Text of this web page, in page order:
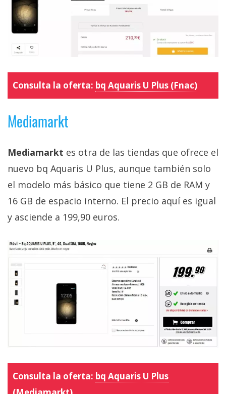
Consulta la oferta: bq Aquaris U Plus (Fnac)
Mediamarkt
Mediamarkt es otra de las tiendas que ofrece el
nuevo bq Aquaris U Plus, aunque también solo
el modelo más básico que tiene 2 GB de RAM y
16 GB de espacio interno. El precio aquí es igual
y asciende a 199,90 euros.
Consulta la oferta: bq Aquaris U Plus